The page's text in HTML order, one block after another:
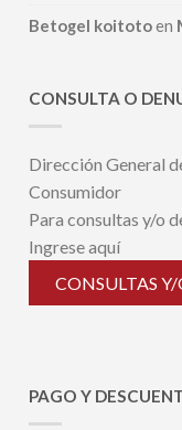
Betogel koitotoen
CONSULTA O
Dirección General
Consumidor
Para consultas y/o
Ingrese aquí
CONSULTAS
PAGO Y